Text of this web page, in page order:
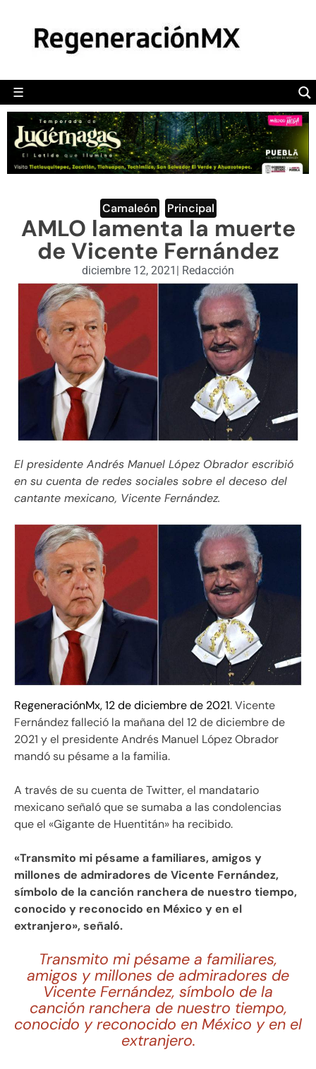
☰
POLÍTICA
CAMALEÓN
OPINIÓN
DEPORTES
ENGLISH SECTION
VIDEOS
Camaleón Principal
AMLO lamenta la muerte
de Vicente Fernández
diciembre 12, 2021 | Redacción
El presidente Andrés Manuel López Obrador escribió
en su cuenta de redes sociales sobre el deceso del
cantante mexicano, Vicente Fernández.
RegeneraciónMx, 12 de diciembre de 2021. Vicente
Fernández falleció la mañana del 12 de diciembre de
2021 y el presidente Andrés Manuel López Obrador
mandó su pésame a la familia.
A través de su cuenta de Twitter, el mandatario
mexicano señaló que se sumaba a las condolencias
que el «Gigante de Huentitán» ha recibido.
«Transmito mi pésame a familiares, amigos y
millones de admiradores de Vicente Fernández,
símbolo de la canción ranchera de nuestro tiempo,
conocido y reconocido en México y en el
extranjero», señaló.
Transmito mi pésame a familiares,
amigos y millones de admiradores de
Vicente Fernández, símbolo de la
canción ranchera de nuestro tiempo,
conocido y reconocido en México y en el
extranjero.